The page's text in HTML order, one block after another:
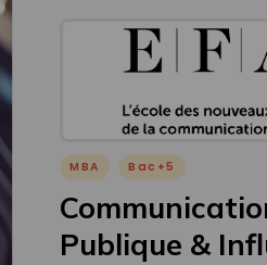
MBA Bac+5
Publique &